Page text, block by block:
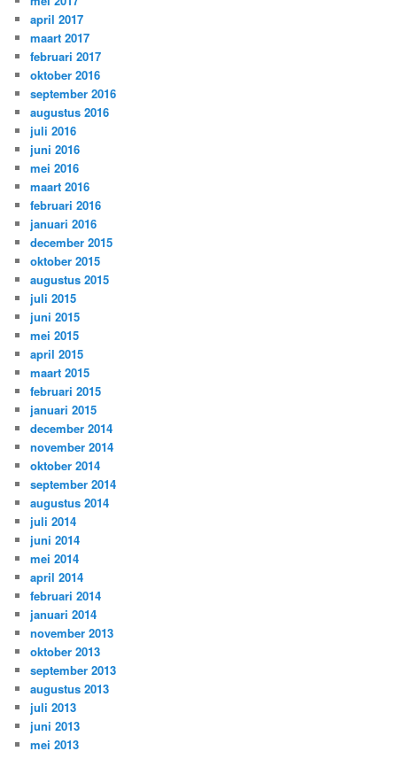
april 2017
maart 2017
februari 2017
oktober 2016
september 2016
augustus 2016
juli 2016
juni 2016
mei 2016
maart 2016
februari 2016
januari 2016
december 2015
oktober 2015
augustus 2015
juli 2015
juni 2015
mei 2015
april 2015
maart 2015
februari 2015
januari 2015
december 2014
november 2014
oktober 2014
september 2014
augustus 2014
juli 2014
juni 2014
mei 2014
april 2014
februari 2014
januari 2014
november 2013
oktober 2013
september 2013
augustus 2013
juli 2013
juni 2013
mei 2013